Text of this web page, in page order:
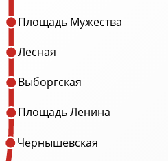
Чернышевская
Площадь Ленина
Выборгская
Лесная
Площадь Мужества